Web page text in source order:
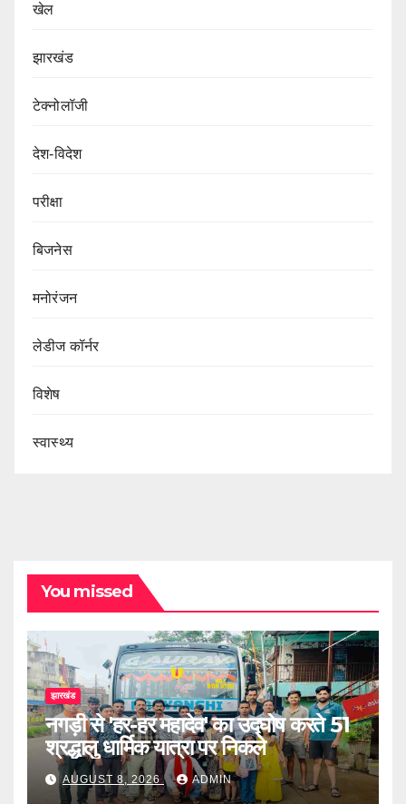
खेल
झारखंड
टेक्नोलॉजी
देश-विदेश
परीक्षा
बिजनेस
मनोरंजन
लेडीज कॉर्नर
विशेष
स्वास्थ्य
You missed
झारखंड
नगड़ी से 'हर-हर महादेव' का उद्घोष करते 51
श्रद्धालु धार्मिक यात्रा पर निकले
AUGUST 8, 2026 ADMIN